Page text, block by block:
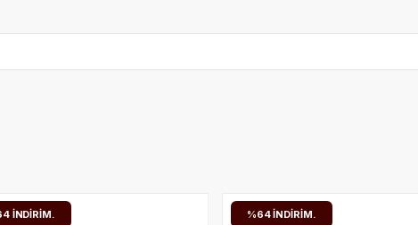
%64 İNDIRIM. %64 İNDIRIM.